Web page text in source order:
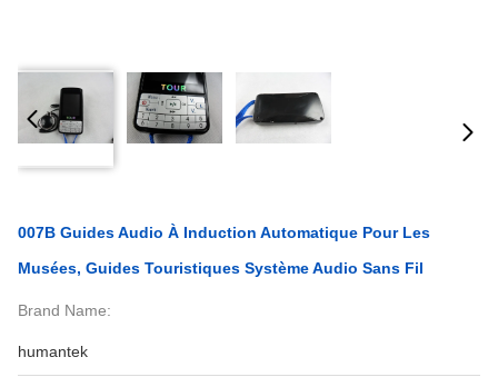
007B Guides Audio À Induction Automatique Pour Les
Musées, Guides Touristiques Système Audio Sans Fil
Brand Name:
humantek